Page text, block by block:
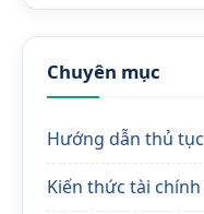
Chuyên mục
Hướng dẫn thủ tục
Kiến thức tài chính